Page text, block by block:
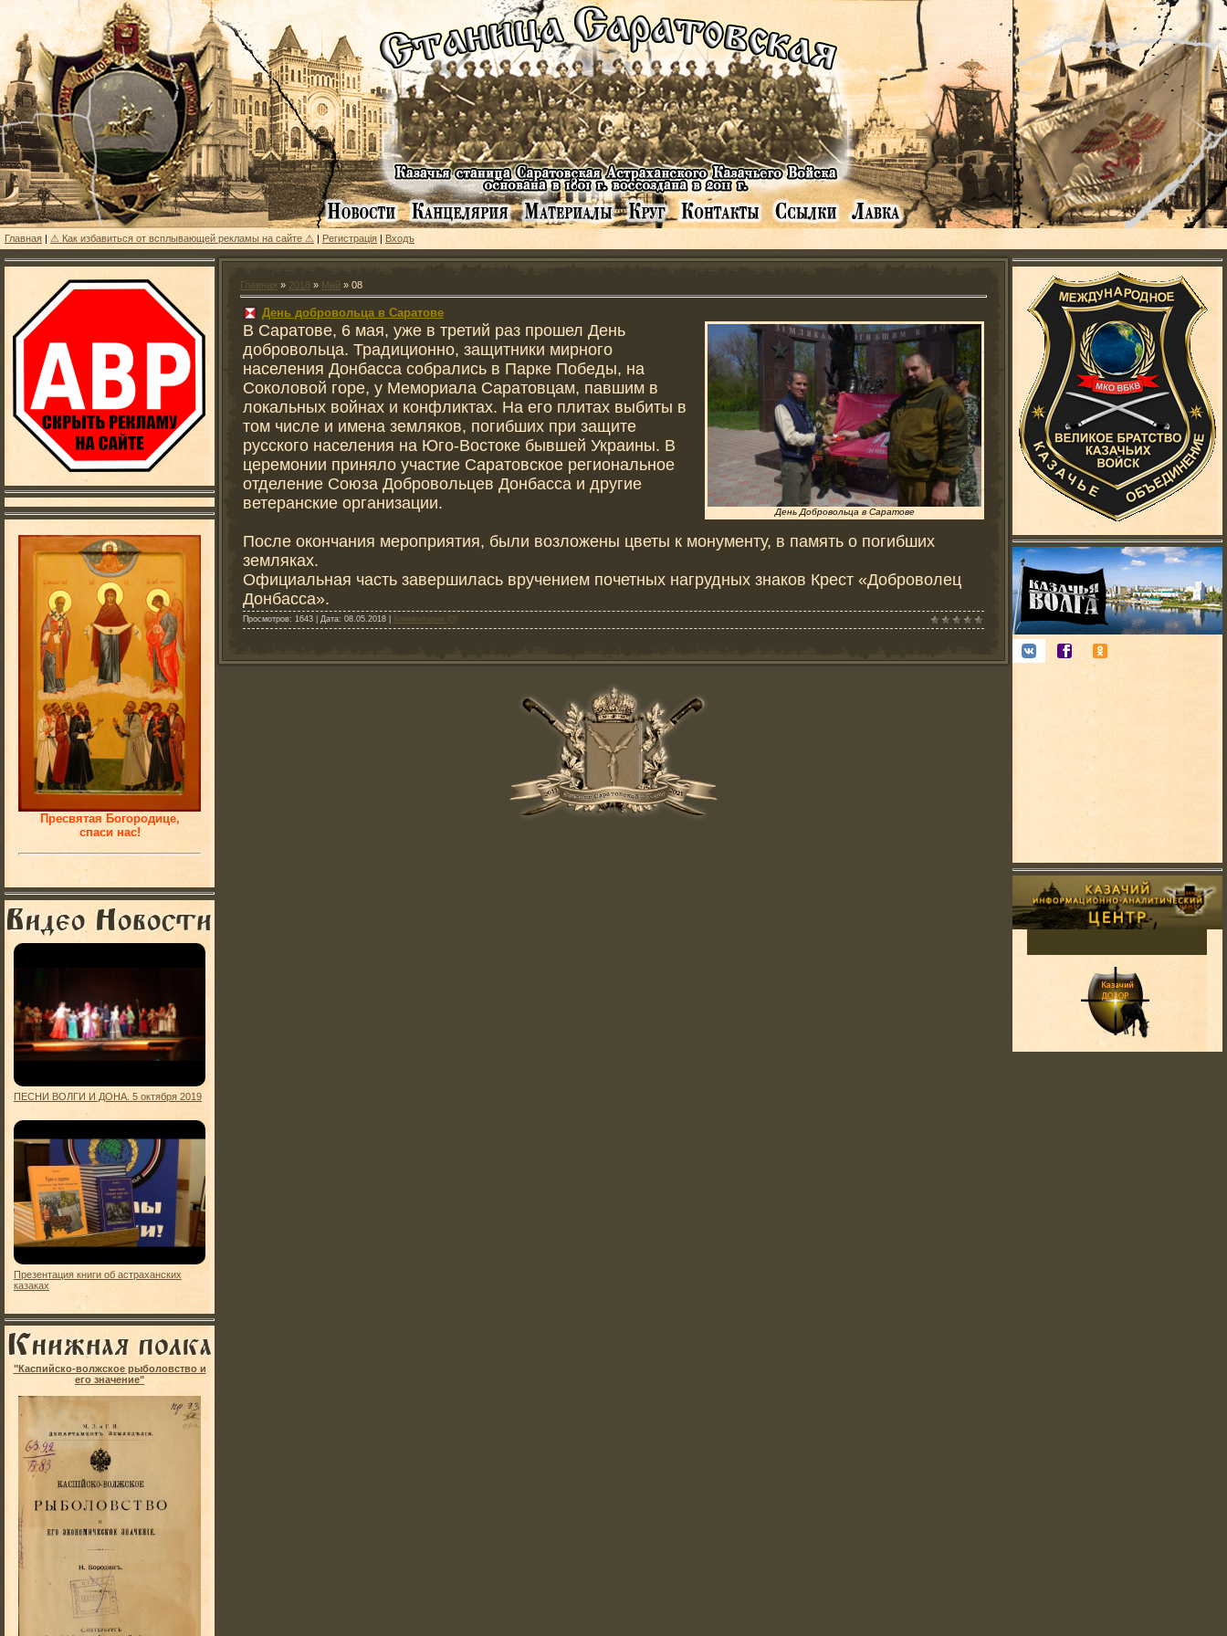
Главная | ⚠ Как избавиться от всплывающей рекламы на сайте ⚠ | Регистрацiя | Входъ
Пресвятая Богородице,
спаси нас!
ПЕСНИ ВОЛГИ И ДОНА. 5 октября 2019
Презентация книги об астраханских
казаках
"Каспийско-волжское рыболовство и
его значение"
Главная » 2018 » Май » 08
День добровольца в Саратове
День Добровольца в Саратове
В Саратове, 6 мая, уже в третий раз прошел День
добровольца. Традиционно, защитники мирного
населения Донбасса собрались в Парке Победы, на
Соколовой горе, у Мемориала Саратовцам, павшим в
локальных войнах и конфликтах. На его плитах выбиты в
том числе и имена земляков, погибших при защите
русского населения на Юго-Востоке бывшей Украины. В
церемонии приняло участие Саратовское региональное
отделение Союза Добровольцев Донбасса и другие
ветеранские организации.
После окончания мероприятия, были возложены цветы к монументу, в память о погибших
земляках.
Официальная часть завершилась вручением почетных нагрудных знаков Крест «Доброволец
Донбасса».
Просмотров: 1643 | Дата: 08.05.2018 Комментарии (0)